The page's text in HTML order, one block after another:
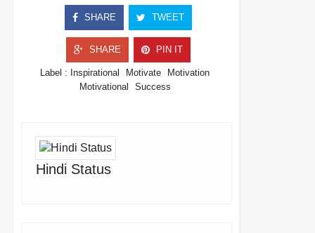
SHARE TWEET
SHARE PIN IT
Label : Inspirational Motivate
Motivation
Motivational
Success
Hindi Status